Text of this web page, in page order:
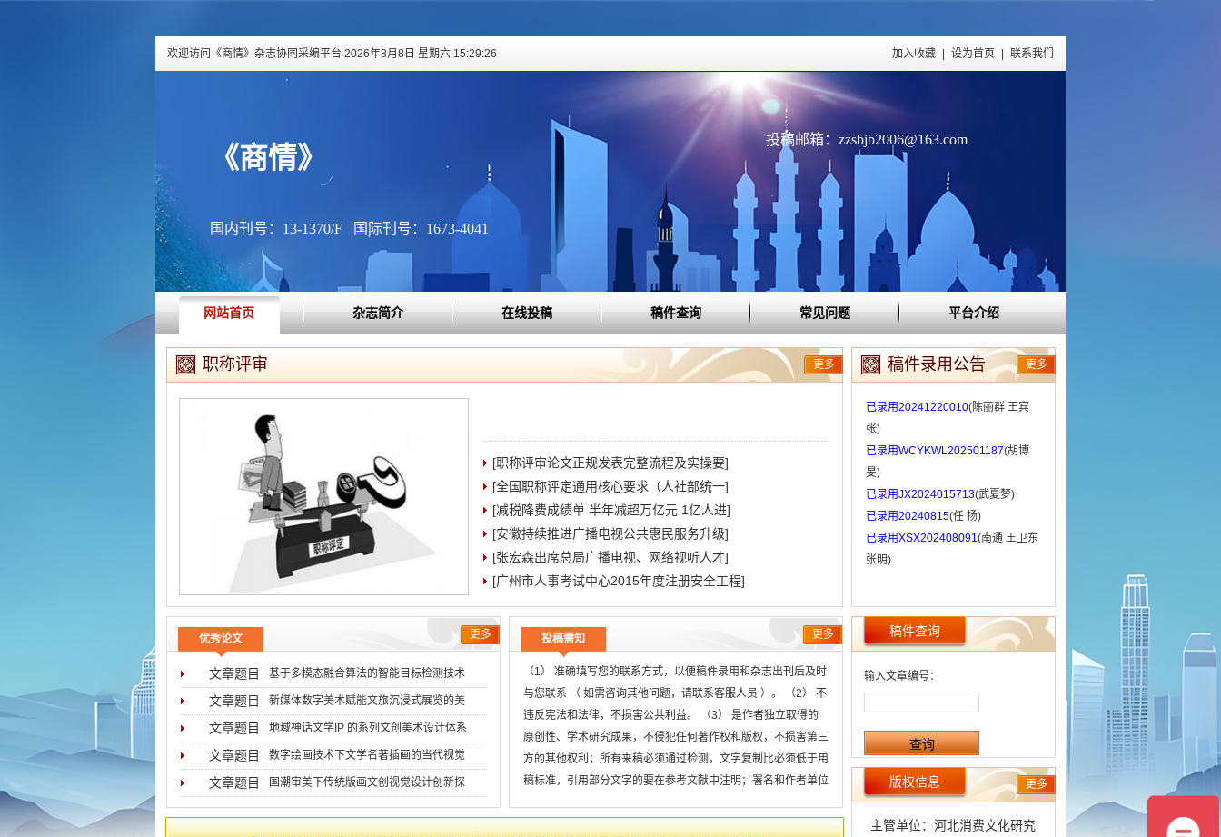
欢迎访问《商情》杂志协同采编平台 2026年8月8日 星期六 15:29:26 加入收藏 设为首页 联系我们
《商情》
国内刊号：13-1370/F 国际刊号：1673-4041
投稿邮箱：zzsbjb2006@163.com
网站首页 杂志简介 在线投稿 稿件查询 常见问题 平台介绍
职称评审 更多
[职称评审论文正规发表完整流程及实操要]
[全国职称评定通用核心要求（人社部统一]
[减税降费成绩单 半年减超万亿元 1亿人进]
[安徽持续推进广播电视公共惠民服务升级]
[张宏森出席总局广播电视、网络视听人才]
[广州市人事考试中心2015年度注册安全工程]
稿件录用公告 更多
已录用20241220010(陈丽群 王宾
张)
已录用WCYKWL202501187(胡博
旻)
已录用JX2024015713(武夏梦)
已录用20240815(任 扬)
已录用XSX202408091(南通 王卫东
张明)
优秀论文 更多
基于多模态融合算法的智能目标检测技术
文章题目
2026-08-05
新媒体数字美术赋能文旅沉浸式展览的美
文章题目
2026-07-31
地域神话文学IP 的系列文创美术设计体系
文章题目
2026-07-29
数字绘画技术下文学名著插画的当代视觉
文章题目
2026-07-16
国潮审美下传统版画文创视觉设计创新探
文章题目
2026-07-02
投稿需知 更多
（1） 准确填写您的联系方式，以便稿件录用和杂志出刊后及时
与您联系 （ 如需咨询其他问题，请联系客服人员 ）。 （2） 不
违反宪法和法律，不损害公共利益。 （3） 是作者独立取得的
原创性、学术研究成果，不侵犯任何著作权和版权，不损害第三
方的其他权利；所有来稿必须通过检测，文字复制比必须低于用
稿标准，引用部分文字的要在参考文献中注明；署名和作者单位
稿件查询
输入文章编号：
版权信息 更多
主管单位：河北消费文化研究